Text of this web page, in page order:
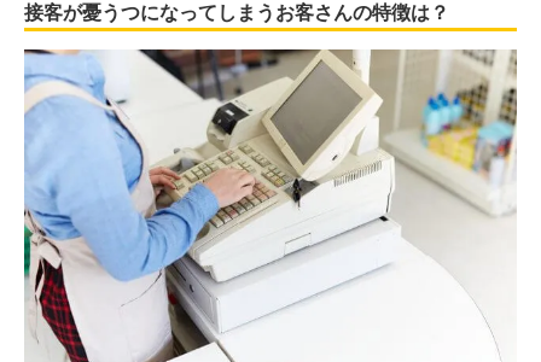
接客が憂うつになってしまうお客さんの特徴は？